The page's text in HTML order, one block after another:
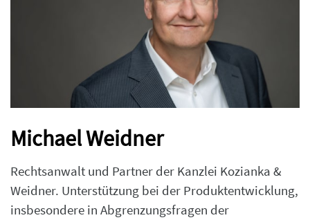
Michael Weidner
Rechtsanwalt und Partner der Kanzlei Kozianka &
Weidner. Unterstützung bei der Produktentwicklung,
insbesondere in Abgrenzungsfragen der